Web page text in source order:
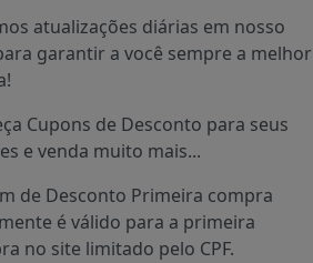
atualizações diárias em nosso
garantir a você sempre a melhor
Cupons de Desconto para seus
e venda muito mais...
de Desconto Primeira compra
é válido para a primeira
no site limitado pelo CPF.